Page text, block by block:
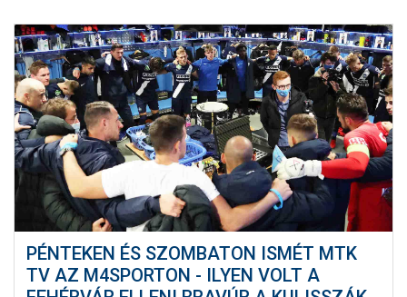
PÉNTEKEN ÉS SZOMBATON ISMÉT MTK
TV AZ M4SPORTON - ILYEN VOLT A